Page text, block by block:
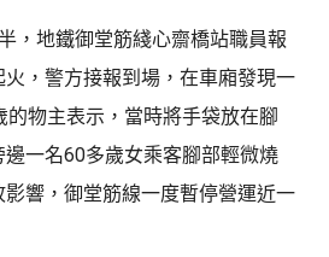
，地鐵御堂筋綫心齋橋站職員報
，警方接報到場，在車廂發現一
物主表示，當時將手袋放在腳
一名60多歲女乘客腳部輕微燒
響，御堂筋線一度暫停營運近一